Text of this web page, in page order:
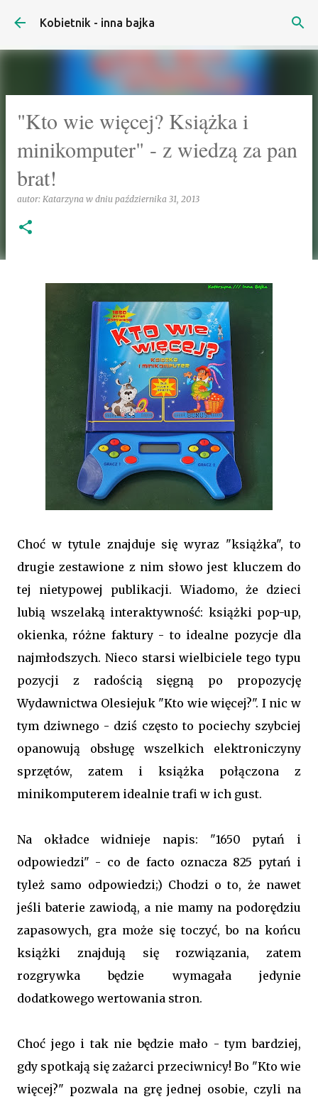
Przejdź do głównej zawartości
Kobietnik - inna bajka
"Kto wie więcej? Książka i
minikomputer" - z wiedzą za pan
brat!
autor: Katarzyna w dniu października 31, 2013
Choć w tytule znajduje się wyraz "książka", to
drugie zestawione z nim słowo jest kluczem do
tej nietypowej publikacji. Wiadomo, że dzieci
lubią wszelaką interaktywność: książki pop-up,
okienka, różne faktury - to idealne pozycje dla
najmłodszych. Nieco starsi wielbiciele tego typu
pozycji z radością sięgną po propozycję
Wydawnictwa Olesiejuk "Kto wie więcej?". I nic w
tym dziwnego - dziś często to pociechy szybciej
opanowują obsługę wszelkich elektroniczyny
sprzętów, zatem i książka połączona z
minikomputerem idealnie trafi w ich gust.
Na okładce widnieje napis: "1650 pytań i
odpowiedzi" - co de facto oznacza 825 pytań i
tyleż samo odpowiedzi;) Chodzi o to, że nawet
jeśli baterie zawiodą, a nie mamy na podorędziu
zapasowych, gra może się toczyć, bo na końcu
książki znajdują się rozwiązania, zatem
rozgrywka będzie wymagała jedynie
dodatkowego wertowania stron.
Choć jego i tak nie będzie mało - tym bardziej,
gdy spotkają się zażarci przeciwnicy! Bo "Kto wie
więcej?" pozwala na grę jednej osobie, czyli na